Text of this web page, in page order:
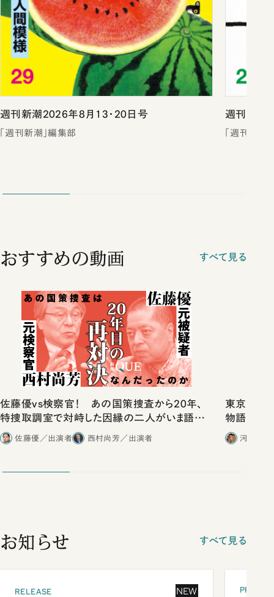
週刊新潮2026年8月13・20日号
「週刊新潮」編集部
週刊新潮
「週刊新潮
おすすめの動画 すべて見る
佐藤優vs検察官！ あの国策捜査から20年、
特捜取調室で対峙した因縁の二人がいま語り
合ったこと
佐藤優／出演者 西村尚芳／出演者
東京は都
物語」に
河野有
お知らせ すべて見る
RELEASE NEW